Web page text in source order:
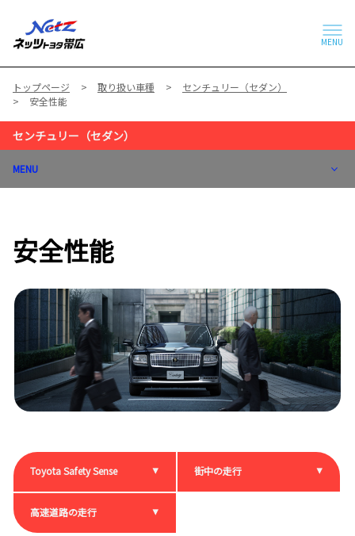
MENU
トップページ 取り扱い車種
センチュリー（セダン）
安全性能
センチュリー（セダン）
MENU
安全性能
Toyota Safety Sense 街中の走行
高速道路の走行